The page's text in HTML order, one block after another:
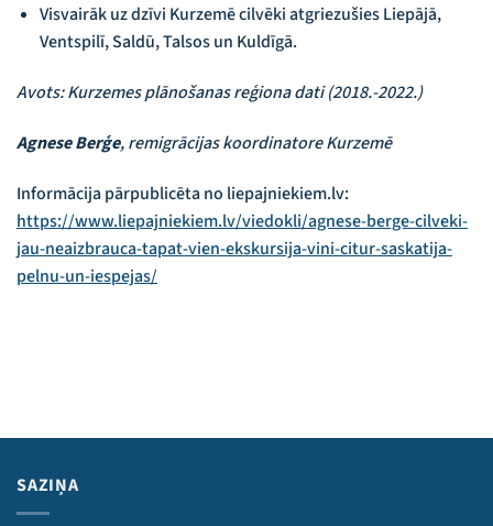
Visvairāk uz dzīvi Kurzemē cilvēki atgriezušies Liepājā,
Ventspilī, Saldū, Talsos un Kuldīgā.
Avots: Kurzemesplānošanas reģiona dati (2018.-2022.)
Agnese Berģe,remigrācijas koordinatore Kurzemē
Informācija pārpublicēta no liepajniekiem.lv:
https://www.liepajniekiem.lv/viedokli/agnese-berge-cilveki-
jau-neaizbrauca-tapat-vien-ekskursija-vini-citur-saskatija-
pelnu-un-iespejas/
SAZIŅA